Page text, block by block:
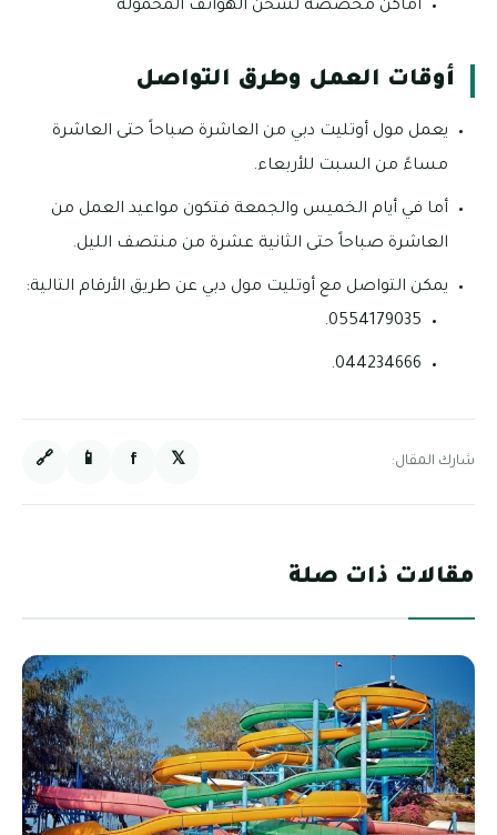
أماكن مخصصة لشحن الهواتف المحمولة
أوقات العمل وطرق التواصل
يعمل مول أوتليت دبي من العاشرة صباحاً حتى العاشرة
مساءً من السبت للأربعاء.
أما في أيام الخميس والجمعة فتكون مواعيد العمل من
العاشرة صباحاً حتى الثانية عشرة من منتصف الليل.
يمكن التواصل مع أوتليت مول دبي عن طريق الأرقام التالية:
0554179035.
044234666.
شارك المقال: 𝕏
f
📱
🔗
مقالات ذات صلة